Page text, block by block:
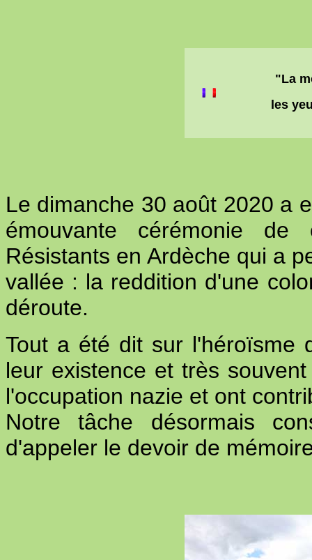
"La
les
Le dimanche 30 août 2020 a
émouvante cérémonie
Résistants en Ardèche qui a
vallée : la reddition d'une
déroute.
Tout a été dit sur l'héroïsme
leur existence et très
l'occupation nazie et ont
Notre tâche désormais
d'appeler le devoir de